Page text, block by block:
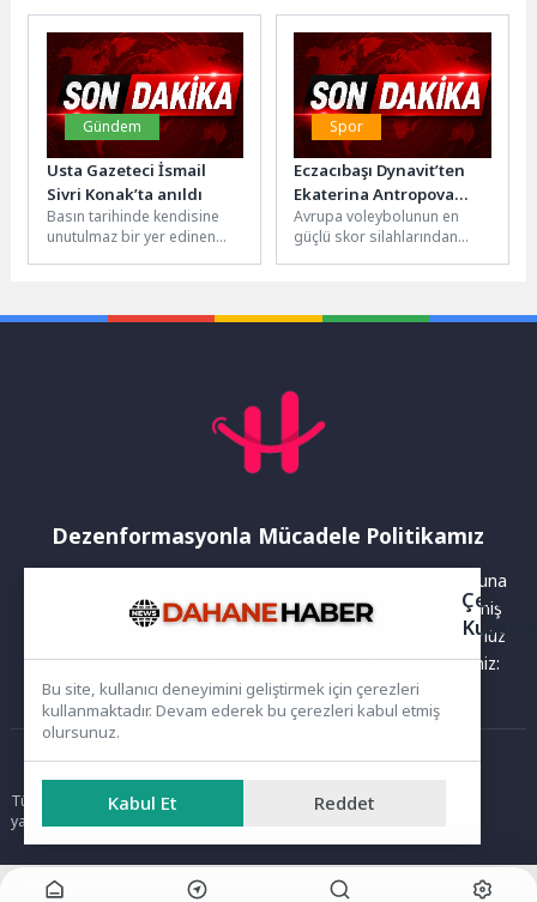
birbirinden ilginç konularıyla
ikinci sayısını
yayımladı.Mudanya
Belediyesi'nin...
organizasyonlarından biri
haline gelen 39.
Uluslararası...
Gündem
Usta Gazeteci İsmail
Sivri Konak’ta anıldı
Basın tarihinde kendisine
unutulmaz bir yer edinen
Spor
Eczacıbaşı Dynavit’ten
Ekaterina Antropova
müjdesi!
Avrupa voleybolunun en
güçlü skor silahlarından
terletecek.Eczacıbaşı Spor...
Dezenformasyonla Mücadele Politikamız
Yayınlanan haberler doğruluk ilkesi gözetilerek hazırlanır. Buna
rağmen bazı içeriklerde eksik, hatalı veya güncelliğini yitirmiş
bilgiler bulunabilir.Yanlış veya yanıltıcı olduğunu düşündüğünüz
haberleri aşağıdaki iletişim kanallarından bize bildirebilirsiniz:
Ana Sayfa
Tüm hakları saklıdır. Sitede yer alan içerikler izinsiz kopyalanamaz,
yayımlanamaz ve kullanılamaz.
Çerez
Bu site, kullanıcı deneyimini geliştirmek için çerezleri
kullanmaktadır. Devam ederek bu çerezleri kabul etmiş
olursunuz.
Kabul Et Reddet